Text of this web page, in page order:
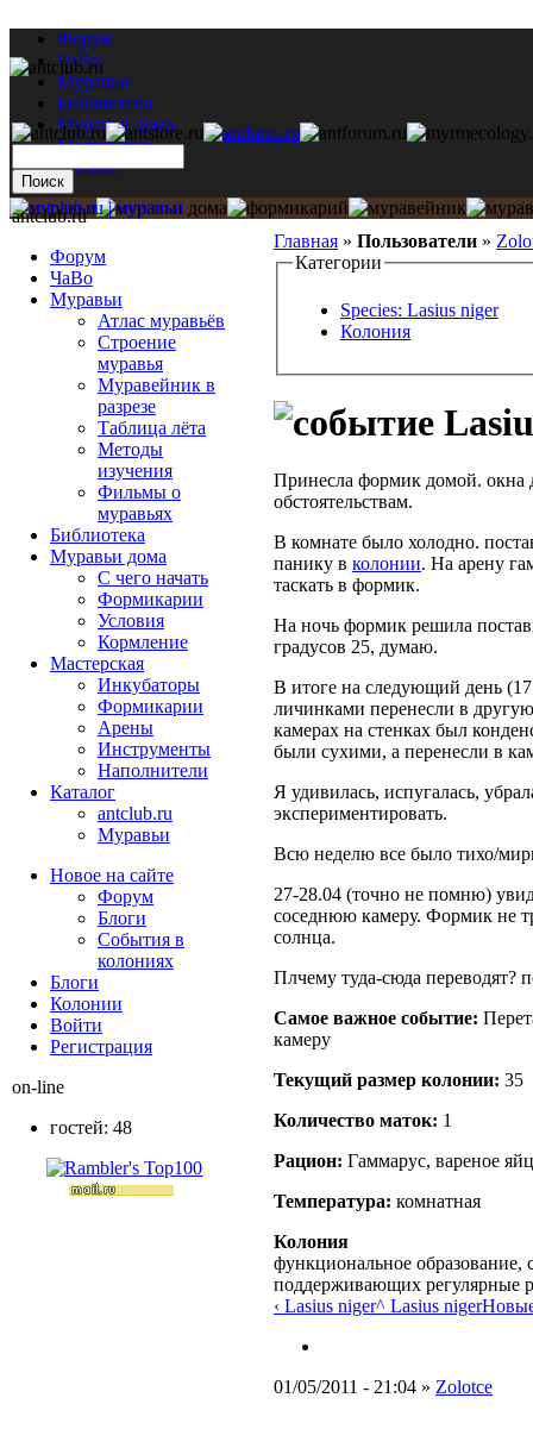
Форум
ЧаВо
Муравьи
Библиотека
Муравьи дома
Мастерская
Каталог
Главная » Пользователи »
Категории
Species: Lasius niger
Колония
Принесла формик домой.
обстоятельствам.
В комнате было холодно.
панику в колонии. На арену
таскать в формик.
На ночь формик решила
градусов 25, думаю.
В итоге на следующий день
личинками перенесли в
камерах на стенках был
были сухими, а перенесли в
Я удивилась, испугалась,
экспериментировать.
Всю неделю все было тихо/
27-28.04 (точно не помню)
соседнюю камеру. Формик не
солнца.
Плчему туда-сюда переводят?
Самое важное событие:
камеру
Текущий размер кoлонии: 35
Количество маток: 1
Рацион: Гаммарус, вареное
Температура: комнатная
Колония
функциональное образование,
поддерживающих регулярные
‹ Lasius niger^ Lasius niger
01/05/2011 - 21:04 » Zolotce
antclub.ru
Форум
ЧаВо
Муравьи
Атлас муравьёв
Строение
муравья
Муравейник в
разрезе
Таблица лёта
Методы
изучения
Фильмы о
муравьях
Библиотека
Муравьи дома
С чего начать
Формикарии
Условия
Кормление
Мастерская
Инкубаторы
Формикарии
Арены
Инструменты
Наполнители
Каталог
antclub.ru
Муравьи
Новое на сайте
Форум
Блоги
События в
колониях
Блоги
Колонии
Войти
Peгиcтpaция
on-line
гостей: 48